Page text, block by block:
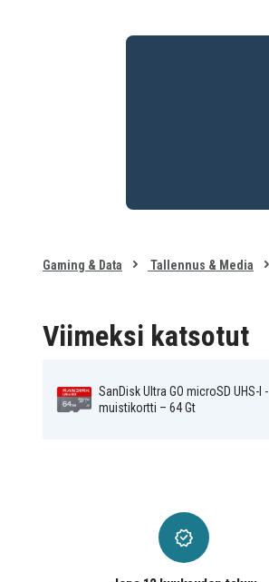
Gaming & Data Tallennus & Media
Viimeksi katsotut
SanDisk Ultra GO microSD UHS-I -
muistikortti – 64 Gt